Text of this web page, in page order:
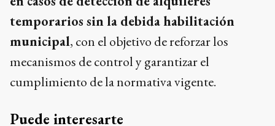
temporarios sin la debida habilitación
municipal, con el objetivo de reforzar los
mecanismos de control y garantizar el
cumplimiento de la normativa vigente.
Puede interesarte